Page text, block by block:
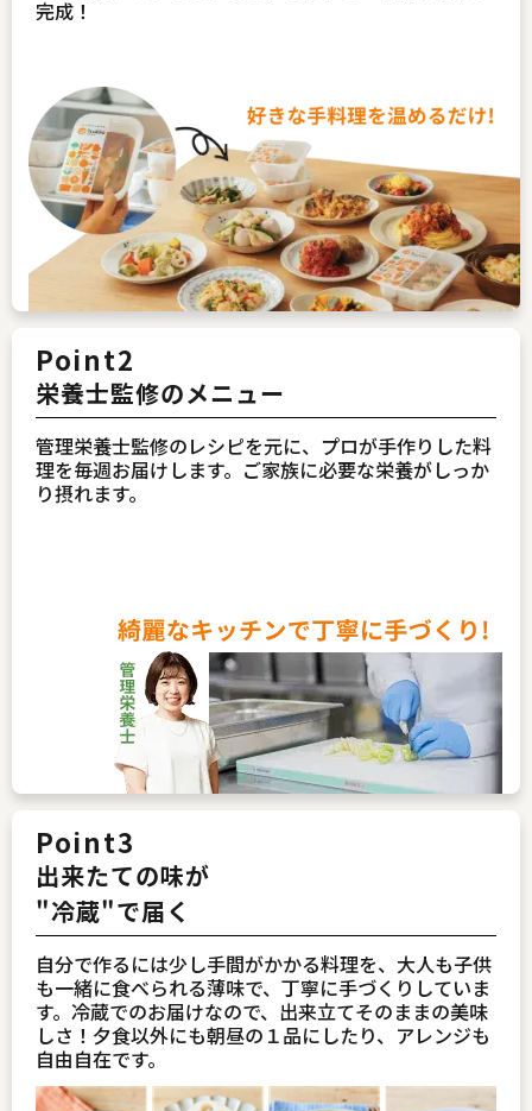
完成！
Point2
栄養士監修のメニュー
管理栄養士監修のレシピを元に、プロが手作りした料
理を毎週お届けします。ご家族に必要な栄養がしっか
り摂れます。
Point3
出来たての味が
"冷蔵"で届く
自分で作るには少し手間がかかる料理を、大人も子供
も一緒に食べられる薄味で、丁寧に手づくりしていま
す。冷蔵でのお届けなので、出来立てそのままの美味
しさ！夕食以外にも朝昼の１品にしたり、アレンジも
自由自在です。